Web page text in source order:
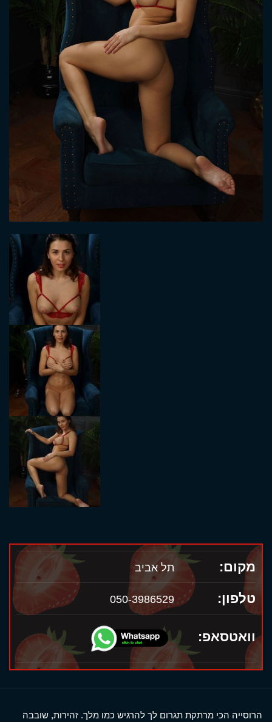
מקום: תל אביב
טלפון: 050-3986529
וואטסאפ:
הרוסייה הכי מרתקת תגרום לך להרגיש כמו מלך. זהירות, שובבה